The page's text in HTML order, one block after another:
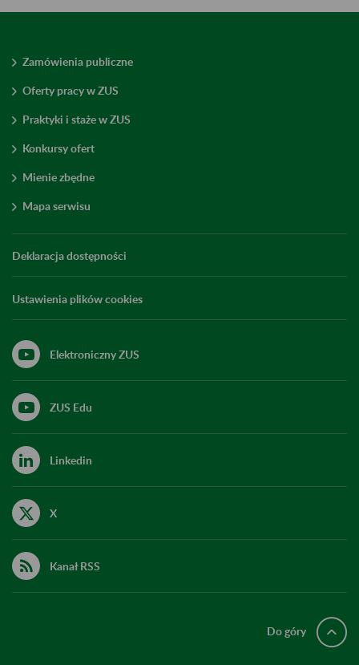
Zamówienia publiczne
Oferty pracy w ZUS
Praktyki i staże w ZUS
Konkursy ofert
Mienie zbędne
Mapa serwisu
Deklaracja dostępności
Ustawienia plików cookies
Elektroniczny ZUS
ZUS Edu
Linkedin
X
Kanał RSS
Do góry